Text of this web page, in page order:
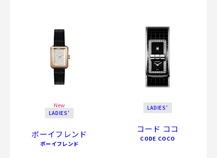
New
LADIES'
ボーイフレンド
ボーイフレンド
LADIES'
コード ココ
CODE COCO